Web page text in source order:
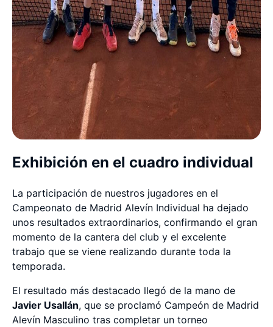
Exhibición en el cuadro individual
La participación de nuestros jugadores en el
Campeonato de Madrid Alevín Individual ha dejado
unos resultados extraordinarios, confirmando el gran
momento de la cantera del club y el excelente
trabajo que se viene realizando durante toda la
temporada.
El resultado más destacado llegó de la mano de
Javier Usallán, que se proclamó Campeón de Madrid
Alevín Masculino tras completar un torneo